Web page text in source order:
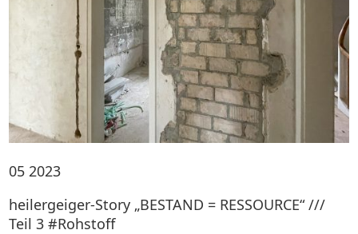
05 2023
heilergeiger-Story „BESTAND = RESSOURCE“ ///
Teil 3 #Rohstoff